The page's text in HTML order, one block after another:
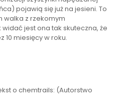
pojawią się już na jesieni. To
walka z rzekomym
jest ona tak skuteczna, że
10 miesięcy w roku.
o chemtrails: (Autorstwo